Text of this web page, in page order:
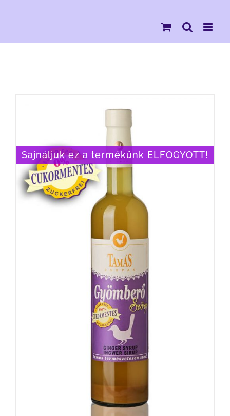
Sajnáljuk ez a termékünk ELFOGYOTT!